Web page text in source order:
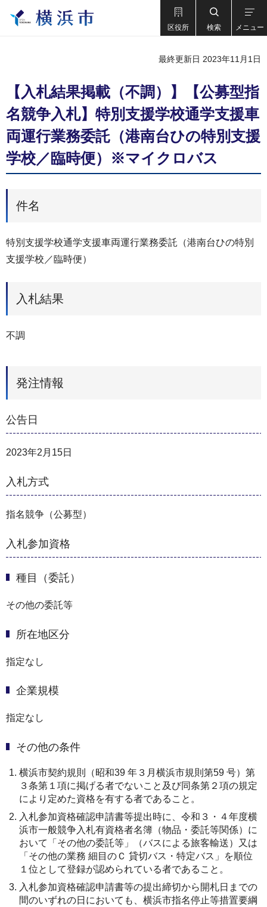
区役所 検索 メニュー
最終更新日 2023年11月1日
【入札結果掲載（不調）】【公募型指
名競争入札】特別支援学校通学支援車
両運行業務委託（港南台ひの特別支援
学校／臨時便）※マイクロバス
件名
特別支援学校通学支援車両運行業務委託（港南台ひの特別
支援学校／臨時便）
入札結果
不調
発注情報
公告日
2023年2月15日
入札方式
指名競争（公募型）
入札参加資格
種目（委託）
その他の委託等
所在地区分
指定なし
企業規模
指定なし
その他の条件
横浜市契約規則（昭和39 年３月横浜市規則第59 号）第
３条第１項に掲げる者でないこと及び同条第２項の規定
により定めた資格を有する者であること。
入札参加資格確認申請書等提出時に、令和３・４年度横
浜市一般競争入札有資格者名簿（物品・委託等関係）に
おいて「その他の委託等」（バスによる旅客輸送）又は
「その他の業務 細目のＣ 貸切バス・特定バス」を順位
１位として登録が認められている者であること。
入札参加資格確認申請書等の提出締切から開札日までの
間のいずれの日においても、横浜市指名停止等措置要綱